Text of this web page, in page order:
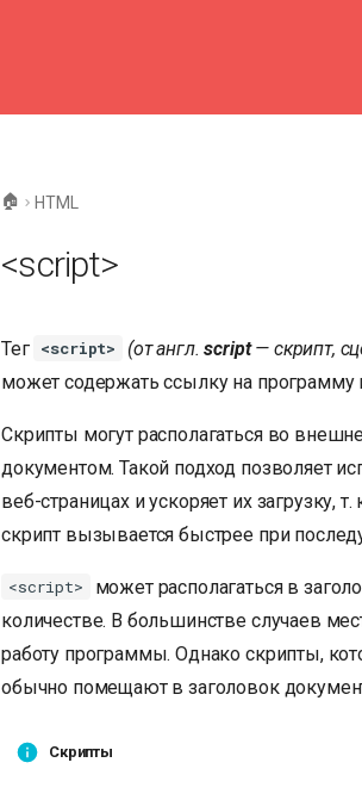
🏠 HTML
<script>
Тег <script> (от англ.script— скрипт,
может содержать ссылку на программу
Скрипты могут располагаться во
документом. Такой подход позволяет
веб-страницах и ускоряет их загрузку,
скрипт вызывается быстрее при
<script>
может располагаться в
количестве. В большинстве случаев
работу программы. Однако скрипты,
обычно помещают в заголовок
Скрипты